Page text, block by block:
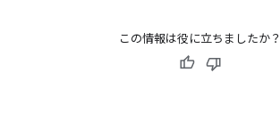
この情報は役に立ちましたか？